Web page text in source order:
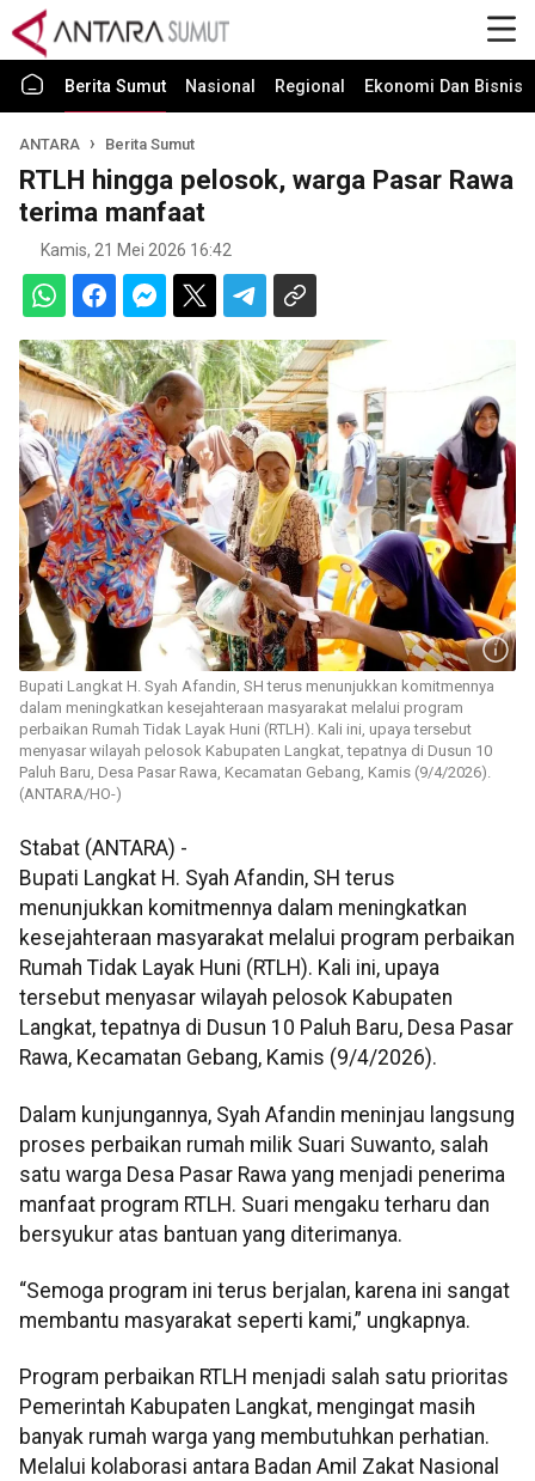
Berita Sumut Nasional Regional Ekonomi Dan Bisnis
ANTARA Berita Sumut
RTLH hingga pelosok, warga Pasar Rawa
terima manfaat
Kamis, 21 Mei 2026 16:42
Bupati Langkat H. Syah Afandin, SH terus menunjukkan komitmennya
dalam meningkatkan kesejahteraan masyarakat melalui program
perbaikan Rumah Tidak Layak Huni (RTLH). Kali ini, upaya tersebut
menyasar wilayah pelosok Kabupaten Langkat, tepatnya di Dusun 10
Paluh Baru, Desa Pasar Rawa, Kecamatan Gebang, Kamis (9/4/2026).
(ANTARA/HO-)
Stabat (ANTARA) -
Bupati Langkat H. Syah Afandin, SH terus
menunjukkan komitmennya dalam meningkatkan
kesejahteraan masyarakat melalui program perbaikan
Rumah Tidak Layak Huni (RTLH). Kali ini, upaya
tersebut menyasar wilayah pelosok Kabupaten
Langkat, tepatnya di Dusun 10 Paluh Baru, Desa Pasar
Rawa, Kecamatan Gebang, Kamis (9/4/2026).
Dalam kunjungannya, Syah Afandin meninjau langsung
proses perbaikan rumah milik Suari Suwanto, salah
satu warga Desa Pasar Rawa yang menjadi penerima
manfaat program RTLH. Suari mengaku terharu dan
bersyukur atas bantuan yang diterimanya.
“Semoga program ini terus berjalan, karena ini sangat
membantu masyarakat seperti kami,” ungkapnya.
Program perbaikan RTLH menjadi salah satu prioritas
Pemerintah Kabupaten Langkat, mengingat masih
banyak rumah warga yang membutuhkan perhatian.
Melalui kolaborasi antara Badan Amil Zakat Nasional